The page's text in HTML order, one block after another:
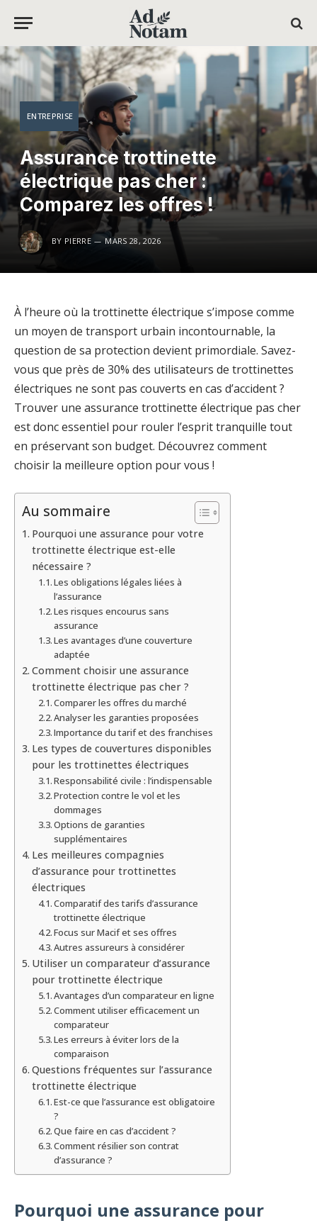
ENTREPRISE
Assurance trottinette
électrique pas cher :
Comparez les offres !
BY PIERRE MARS 28, 2026
À l’heure où la trottinette électrique s’impose comme
un moyen de transport urbain incontournable, la
question de sa protection devient primordiale. Savez-
vous que près de 30% des utilisateurs de trottinettes
électriques ne sont pas couverts en cas d’accident ?
Trouver une assurance trottinette électrique pas cher
est donc essentiel pour rouler l’esprit tranquille tout
en préservant son budget. Découvrez comment
choisir la meilleure option pour vous !
Au sommaire
Pourquoi une assurance pour votre
trottinette électrique est-elle
nécessaire ?
Les obligations légales liées à
l’assurance
Les risques encourus sans
assurance
Les avantages d’une couverture
adaptée
Comment choisir une assurance
trottinette électrique pas cher ?
Comparer les offres du marché
Analyser les garanties proposées
Importance du tarif et des franchises
Les types de couvertures disponibles
pour les trottinettes électriques
Responsabilité civile : l’indispensable
Protection contre le vol et les
dommages
Options de garanties
supplémentaires
Les meilleures compagnies
d’assurance pour trottinettes
électriques
Comparatif des tarifs d’assurance
trottinette électrique
Focus sur Macif et ses offres
Autres assureurs à considérer
Utiliser un comparateur d’assurance
pour trottinette électrique
Avantages d’un comparateur en ligne
Comment utiliser efficacement un
comparateur
Les erreurs à éviter lors de la
comparaison
Questions fréquentes sur l’assurance
trottinette électrique
Est-ce que l’assurance est obligatoire
?
Que faire en cas d’accident ?
Comment résilier son contrat
d’assurance ?
Pourquoi une assurance pour